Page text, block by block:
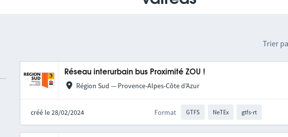
Trier
Réseau interurbain bus Proximité ZOU !
Région Sud — Provence-Alpes-Côte d’Azur
créé le 28/02/2024 Format GTFS NeTEx gtfs-rt